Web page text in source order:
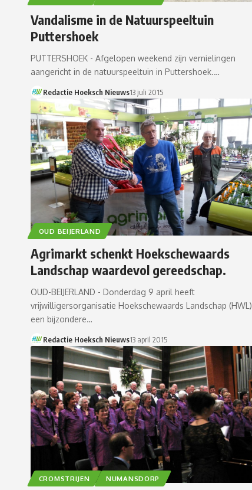
Vandalisme in de Natuurspeeltuin
Puttershoek
PUTTERSHOEK - Afgelopen weekend zijn vernielingen
aangericht in de natuurspeeltuin in Puttershoek.…
Redactie Hoeksch Nieuws13 juli 2015
OUD BEIJERLAND
Agrimarkt schenkt Hoekschewaards
Landschap waardevol gereedschap.
OUD-BEIJERLAND - Donderdag 9 april heeft
vrijwilligersorganisatie Hoekschewaards Landschap (HWL)
een bijzondere…
Redactie Hoeksch Nieuws13 april 2015
CROMSTRIJEN NUMANSDORP